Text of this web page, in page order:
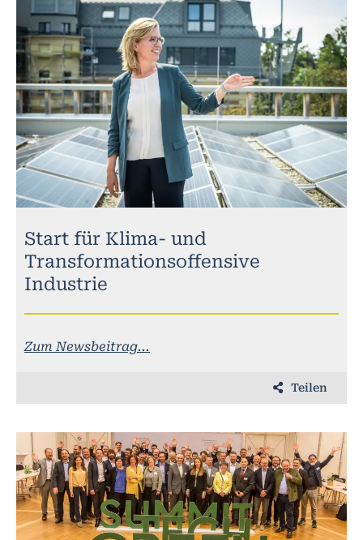
Start für Klima- und
Transformationsoffensive
Industrie
Zum Newsbeitrag...
Teilen